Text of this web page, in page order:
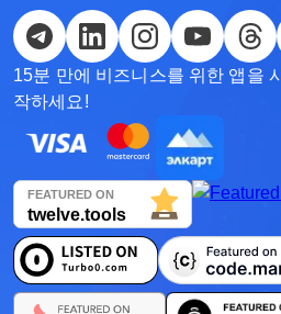
15분 만에 비즈니스를 위한 앱을 시
작하세요!
Русский
Қазақша
О'zbek
Italiano
Español
Українська